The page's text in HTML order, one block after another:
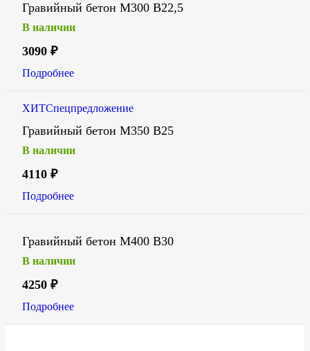
Гравийный бетон М300 В22,5
В наличии
3090 ₽
Подробнее
ХИТСпецпредложение
Гравийный бетон М350 В25
В наличии
4110 ₽
Подробнее
Гравийный бетон М400 В30
В наличии
4250 ₽
Подробнее